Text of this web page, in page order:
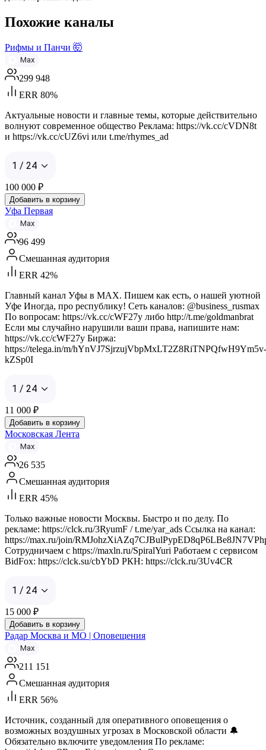
Похожие каналы
Рифмы и Панчи 🤯
Max
299 948
ERR 80%
Актуальные новости и главные темы, которые действительно
волнуют современное общество Реклама: https://vk.cc/cVDN8t
и https://vk.cc/cUZ6vi или t.me/rhymes_ad
1 / 24
100 000 ₽
Добавить в корзину
Уфа Первая
Max
96 499
Смешанная аудитория
ERR 42%
Главный канал Уфы в MAX. Пишем как есть, о нашей уютной
Уфе Иногда, про республику! Сеть каналов: @business_rusmax
По вопросам: https://vk.cc/cWF27y либо http://t.me/goldmanbrat
Если мы случайно нарушили ваши права, напишите нам:
https://vk.cc/cWF27y Биржа:
https://telega.in/m/hYnVJ7SjrzujVbpMxLT2Z8RiTNPQfwH9Ym5v-
kZSp0I
1 / 24
11 000 ₽
Добавить в корзину
Московская Лента
Max
26 535
Смешанная аудитория
ERR 45%
Только важные новости Москвы. Быстро и по делу. По
рекламе: https://clck.ru/3RyumF / t.me/yar_ads Ссылка на канал:
https://max.ru/join/
Сотрудничаем с https://maxln.ru/SpiralYuri Работаем с сервисом
BidFox: https://clck.su/cbYbD РКН: https://clck.ru/3Uv4CR
1 / 24
15 000 ₽
Добавить в корзину
Радар Москва и МО | Оповещения
Max
211 151
Смешанная аудитория
ERR 56%
Источник, созданный для оперативного оповещения о
возможных воздушных угрозах в Московской области 🔔
Обязательно включите уведомления По рекламе: